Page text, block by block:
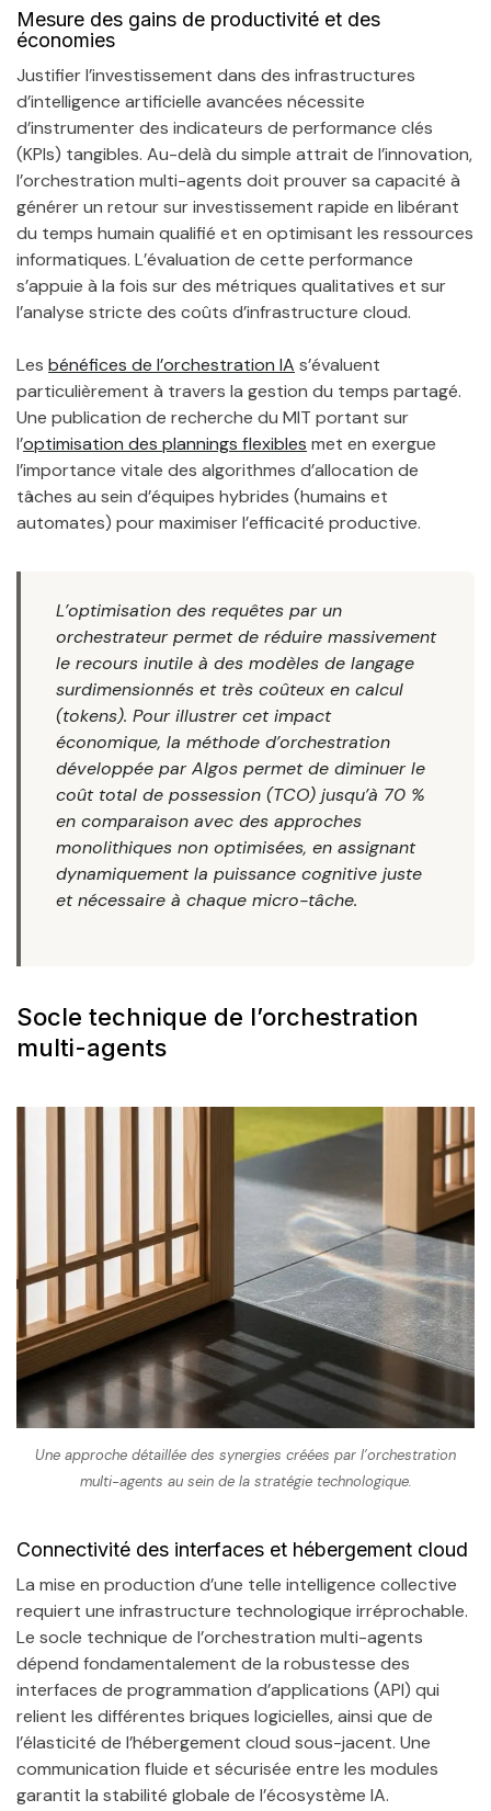
Mesure des gains de productivité et des
économies
Justifier l’investissement dans des infrastructures
d’intelligence artificielle avancées nécessite
d’instrumenter des indicateurs de performance clés
(KPIs) tangibles. Au-delà du simple attrait de l’innovation,
l’orchestration multi-agents doit prouver sa capacité à
générer un retour sur investissement rapide en libérant
du temps humain qualifié et en optimisant les ressources
informatiques. L’évaluation de cette performance
s’appuie à la fois sur des métriques qualitatives et sur
l’analyse stricte des coûts d’infrastructure cloud.
Les bénéfices de l’orchestration IA s’évaluent
particulièrement à travers la gestion du temps partagé.
Une publication de recherche du MIT portant sur
l’optimisation des plannings flexibles met en exergue
l’importance vitale des algorithmes d’allocation de
tâches au sein d’équipes hybrides (humains et
automates) pour maximiser l’efficacité productive.
L’optimisation des requêtes par un
orchestrateur permet de réduire massivement
le recours inutile à des modèles de langage
surdimensionnés et très coûteux en calcul
(tokens). Pour illustrer cet impact
économique, la méthode d’orchestration
développée par Algos permet de diminuer le
coût total de possession (TCO) jusqu’à 70 %
en comparaison avec des approches
monolithiques non optimisées, en assignant
dynamiquement la puissance cognitive juste
et nécessaire à chaque micro-tâche.
Socle technique de l’orchestration
multi-agents
Une approche détaillée des synergies créées par l’orchestration
multi-agents au sein de la stratégie technologique.
Connectivité des interfaces et hébergement cloud
La mise en production d’une telle intelligence collective
requiert une infrastructure technologique irréprochable.
Le socle technique de l’orchestration multi-agents
dépend fondamentalement de la robustesse des
interfaces de programmation d’applications (API) qui
relient les différentes briques logicielles, ainsi que de
l’élasticité de l’hébergement cloud sous-jacent. Une
communication fluide et sécurisée entre les modules
garantit la stabilité globale de l’écosystème IA.